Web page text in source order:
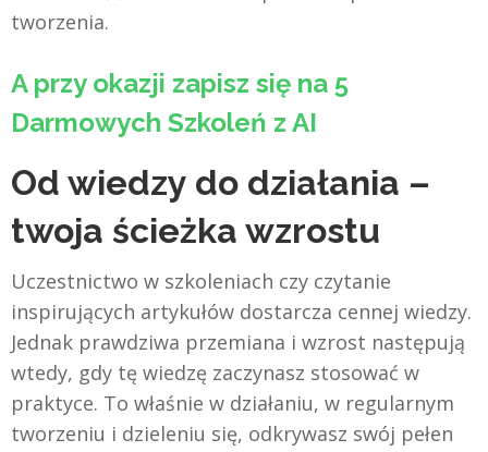
tworzenia.
A przy okazji zapisz się na 5
Darmowych Szkoleń z AI
Od wiedzy do działania –
twoja ścieżka wzrostu
Uczestnictwo w szkoleniach czy czytanie
inspirujących artykułów dostarcza cennej wiedzy.
Jednak prawdziwa przemiana i wzrost następują
wtedy, gdy tę wiedzę zaczynasz stosować w
praktyce. To właśnie w działaniu, w regularnym
tworzeniu i dzieleniu się, odkrywasz swój pełen